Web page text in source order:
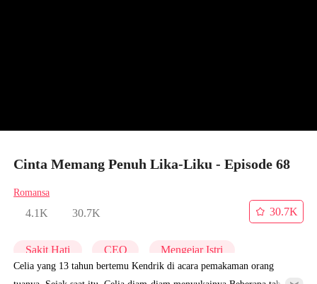
Cinta Memang Penuh Lika-Liku - Episode 68
Romansa
4.1K 30.7K
30.7K
Sakit Hati CEO Mengejar Istri
Celia yang 13 tahun bertemu Kendrik di acara pemakaman orang